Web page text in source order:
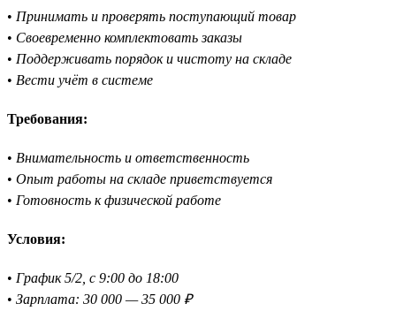
• Принимать и проверять поступающий товар
• Своевременно комплектовать заказы
• Поддерживать порядок и чистоту на складе
• Вести учёт в системе
Требования:
• Внимательность и ответственность
• Опыт работы на складе приветствуется
• Готовность к физической работе
Условия:
• График 5/2, с 9:00 до 18:00
• Зарплата: 30 000 — 35 000 ₽